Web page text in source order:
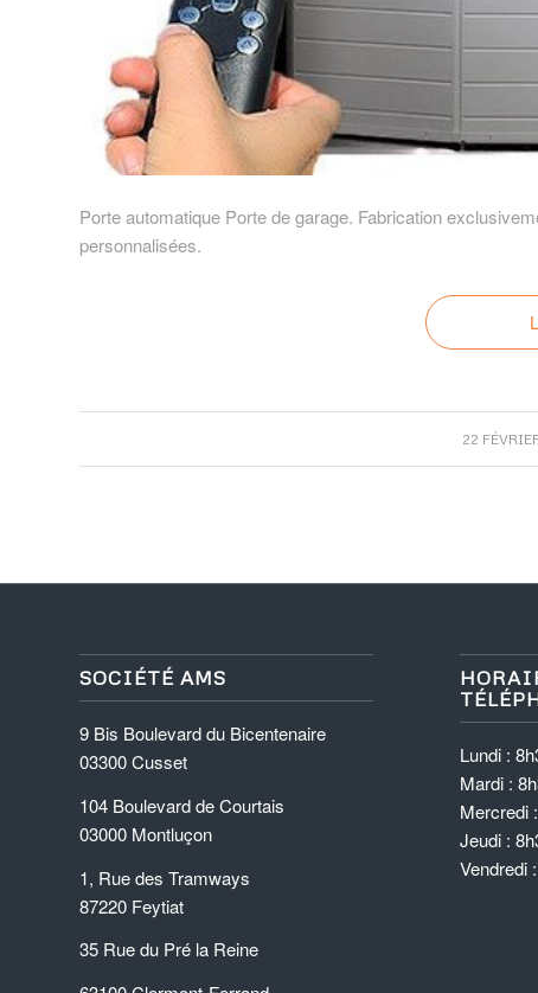
Porte automatique Porte de garage. Fabrication
personnalisées.
22 /
SOCIÉTÉ AMS
9 Bis Boulevard du Bicentenaire
03300 Cusset
104 Boulevard de Courtais
03000 Montluçon
1, Rue des Tramways
87220 Feytiat
35 Rue du Pré la Reine
Lundi :
Mardi :
Mercredi
Jeudi :
Vendredi